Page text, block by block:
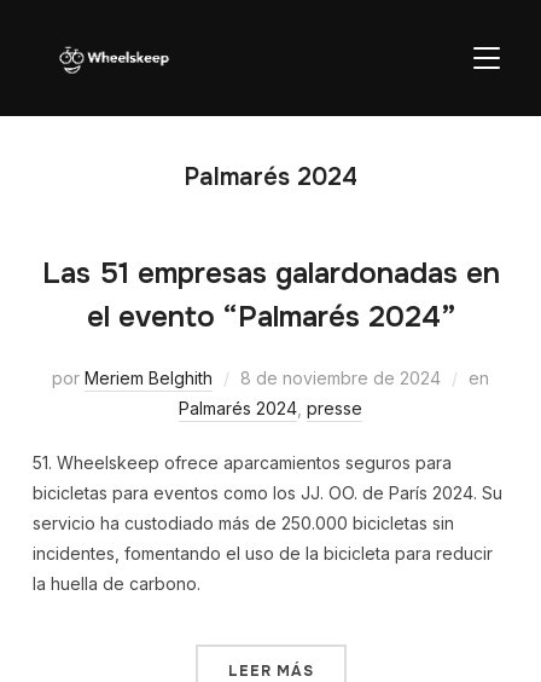
Palmarés 2024
Las 51 empresas galardonadas en
el evento “Palmarés 2024”
por Meriem Belghith 8 de noviembre de 2024
en
Palmarés 2024 presse
51. Wheelskeep ofrece aparcamientos seguros para
bicicletas para eventos como los JJ. OO. de París 2024. Su
servicio ha custodiado más de 250.000 bicicletas sin
incidentes, fomentando el uso de la bicicleta para reducir
la huella de carbono.
LEER MÁS